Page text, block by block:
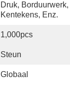
Druk,
Kentekens, Enz.
1,000pcs
Steun
Globaal